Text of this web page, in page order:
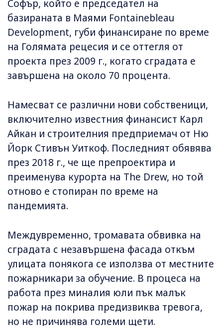
Софър, който е председател на
базираната в Маями Fontainebleau
Development, губи финансиране по време
на Голямата рецесия и се оттегля от
проекта през 2009 г., когато сградата е
завършена на около 70 процента.
Намесват се различни нови собственици,
включително известния финансист Карл
Айкан и строителния предприемач от Ню
Йорк Стивън Уиткоф. Последният обявява
през 2018 г., че ще препроектира и
преименува курорта на The Drew, но той
отново е стопиран по време на
пандемията.
Междувременно, тромавата обвивка на
сградата с незавършена фасада откъм
улицата понякога се използва от местните
пожарникари за обучение. В процеса на
работа през миналия юли пък малък
пожар на покрива предизвиква тревога,
но не причинява големи щети.